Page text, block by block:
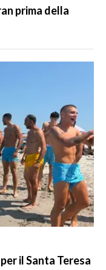
prima della
il Santa Teresa